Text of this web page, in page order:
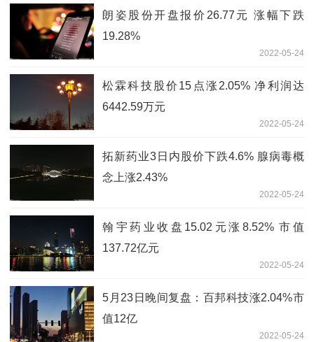
朗姿股份开盘报价26.77元 涨幅下跌
19.28%
2022-05-24
松霖科技股价15点涨2.05% 净利润达
6442.59万元
2022-05-24
拓新药业3日内股价下跌4.6% 腺病毒概
念上涨2.43%
2022-05-24
翰宇药业收盘15.02元涨8.52% 市值
137.72亿元
2022-05-24
5月23日晚间复盘：百邦科技涨2.04%市
值12亿
2022-05-24